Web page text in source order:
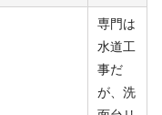
専門は
水道工
事だ
が、洗